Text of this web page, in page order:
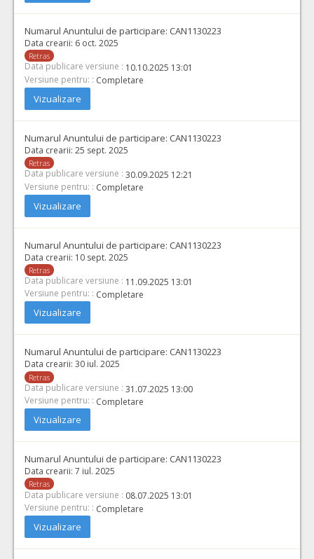
VALOAREA ESTIMATA FARA
TVA:
3.100,00 - 31.000,00 Leu
40. Microghiduri hidrofile pentru uz intracranian cu vârf atraumatic pentru proceduri speciale
VALOAREA ESTIMATA FARA
TVA:
1.400,00 - 140.000,00 Leu
Numarul Anuntului de participare: CAN1130223
Data crearii: 6 oct. 2025
Retras
Data publicare versiune : 10.10.2025 13:01
Versiune pentru: : Completare
Vizualizare
Numarul Anuntului de participare: CAN1130223
Data crearii: 25 sept. 2025
Retras
Data publicare versiune : 30.09.2025 12:21
Versiune pentru: : Completare
Vizualizare
Numarul Anuntului de participare: CAN1130223
Data crearii: 10 sept. 2025
Retras
Data publicare versiune : 11.09.2025 13:01
Versiune pentru: : Completare
Vizualizare
Numarul Anuntului de participare: CAN1130223
Data crearii: 30 iul. 2025
Retras
Data publicare versiune : 31.07.2025 13:00
Versiune pentru: : Completare
Vizualizare
Numarul Anuntului de participare: CAN1130223
Data crearii: 7 iul. 2025
Retras
Data publicare versiune : 08.07.2025 13:01
Versiune pentru: : Completare
Vizualizare